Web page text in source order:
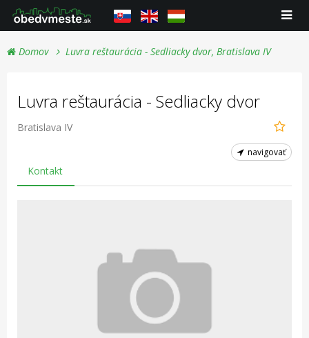
Domov Luvra reštaurácia - Sedliacky dvor, Bratislava IV
Luvra reštaurácia - Sedliacky dvor
Bratislava IV
navigovať
Kontakt